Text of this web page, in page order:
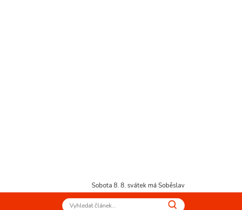
Sobota 8. 8. svátek má Soběslav